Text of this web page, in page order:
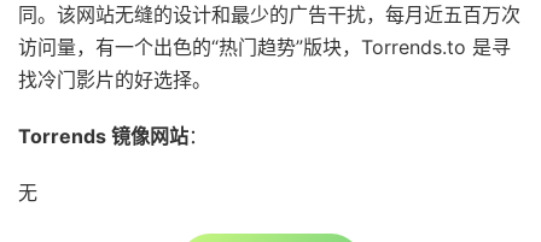
同。该网站无缝的设计和最少的广告干扰，每月近五百万次
访问量，有一个出色的“热门趋势”版块，Torrends.to 是寻
找冷门影片的好选择。
Torrends 镜像网站：
无